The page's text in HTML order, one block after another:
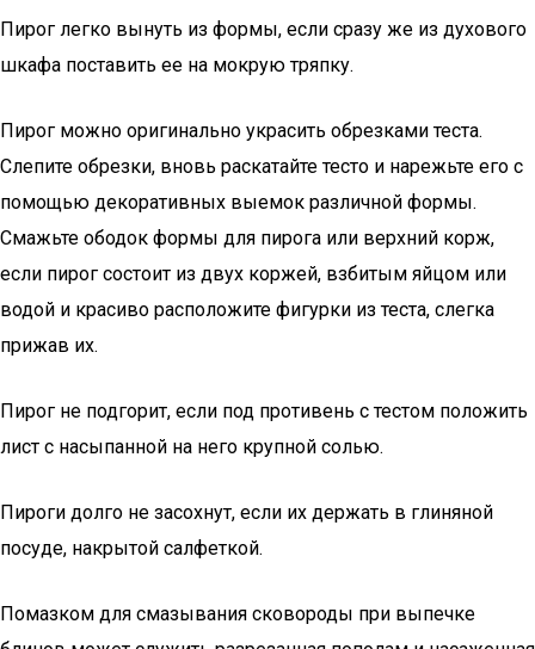
Пирог легко вынуть из формы, если сразу же из духового
шкафа поставить ее на мокрую тряпку.
Пирог можно оригинально украсить обрезками теста.
Слепите обрезки, вновь раскатайте тесто и нарежьте его с
помощью декоративных выемок различной формы.
Смажьте ободок формы для пирога или верхний корж,
если пирог состоит из двух коржей, взбитым яйцом или
водой и красиво расположите фигурки из теста, слегка
прижав их.
Пирог не подгорит, если под противень с тестом положить
лист с насыпанной на него крупной солью.
Пироги долго не засохнут, если их держать в глиняной
посуде, накрытой салфеткой.
Помазком для смазывания сковороды при выпечке